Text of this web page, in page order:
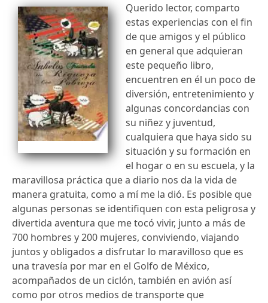
Querido lector, comparto
estas experiencias con el fin
de que amigos y el público
en general que adquieran
este pequeño libro,
encuentren en él un poco de
diversión, entretenimiento y
algunas concordancias con
su niñez y juventud,
cualquiera que haya sido su
situación y su formación en
el hogar o en su escuela, y la
maravillosa práctica que a diario nos da la vida de
manera gratuita, como a mí me la dió. Es posible que
algunas personas se identifiquen con esta peligrosa y
divertida aventura que me tocó vivir, junto a más de
700 hombres y 200 mujeres, conviviendo, viajando
juntos y obligados a disfrutar lo maravilloso que es
una travesía por mar en el Golfo de México,
acompañados de un ciclón, también en avión así
como por otros medios de transporte que